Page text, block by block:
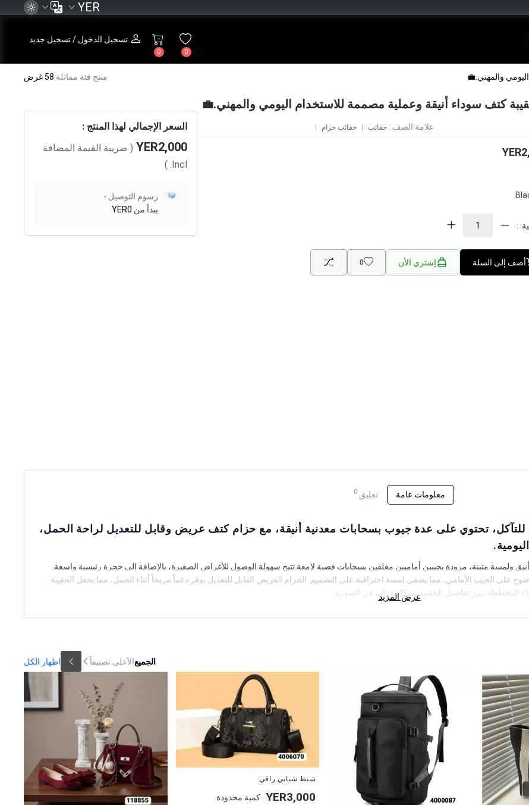
YER
0
0
تسجيل الدخول / تسجيل جديد
والمهني.💼 منتج فئة مماثلة 58 غرض
كتف سوداء أنيقة وعملية مصممة للاستخدام اليومي والمهني.💼
علامة الصف : حقائب حقائب حزام
:
أضف إلى السلة إشتري الأن 0
السعر الإجمالي لهذا المنتج :
YER2,000 ( ضريبة القيمة المضافة
Incl.
)
رسوم التوصيل -
يبدأ من YER0
معلومات عامة تعليق 0
تحتوي على عدة جيوب بسحابات معدنية أنيقة، مع حزام كتف عريض وقابل للتعديل لراحة الحمل،
ولمسة متينة، مزودة بجيبين أماميين مغلقين بسحابات فضية لامعة تتيح سهولة الوصول للأغراض الصغيرة، بالإضافة إلى حجرة رئيسية واسعة
على الجيب الأمامي، مما يضفي لمسة احترافية على التصميم. الحزام العريض القابل للتعديل يوفر دعماً مريحاً أثناء الحمل، مما يجعل الحقيبة
المخططة تبرز تفاصيل الحقيبة بشكل جذاب في الصورة.
عرض المزيد
الجميعالأعلى تصنيفاً اظهار الكل
شنط شبابي راقي
YER3,000 كمية محدودة